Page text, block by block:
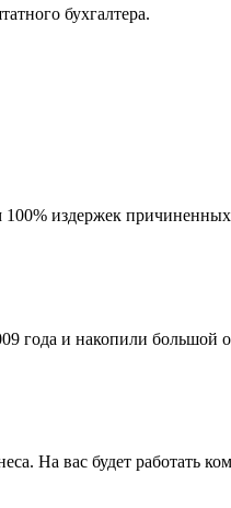
бухгалтера.
100% издержек
и накопили большой
На вас будет работать